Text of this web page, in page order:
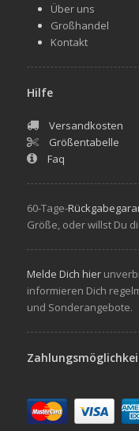
Über uns
Großhandel
Kontakt
Hilfe
Versandkosten
Größentabelle
Faq
60-Tage-
Größe, oder willst Du
Melde Dich hier
informieren Dich
und Sonderangebote.